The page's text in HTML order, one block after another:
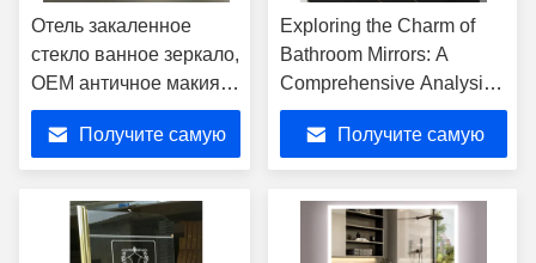
Отель закаленное
стекло ванное зеркало,
OEM античное макияж
зеркало
Получите самую
Exploring the Charm of
Bathroom Mirrors: A
Comprehensive Analysis
of Advantages and
Diverse Application
Scenarios
Получите самую